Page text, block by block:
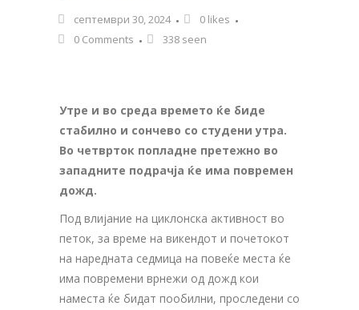
септември 30, 2024 0 likes
0 Comments
338 seen
Утре и во среда времето ќе биде
стабилно и сончево со студени утра.
Во четврток попладне претежно во
западните подрачја ќе има повремен
дожд.
Под влијание на циклонска активност во
петок, за време на викендот и почетокот
на наредната седмица на повеќе места ќе
има повремени врнежи од дожд кои
наместа ќе бидат пообилни, проследени со